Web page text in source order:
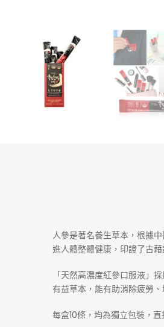
人參是著名養生草本，根據
進人體整體健康，印證了古藉
「天然高濃度紅參口服液」
有益草本，能有助消除疲勞
每盒10條，均為獨立包裝，